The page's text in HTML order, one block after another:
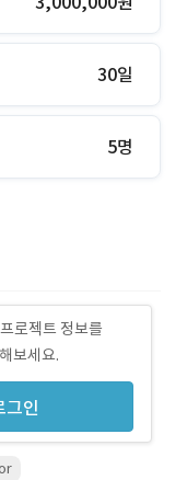
30일
5명
로젝트 정보를
보세요.
그인